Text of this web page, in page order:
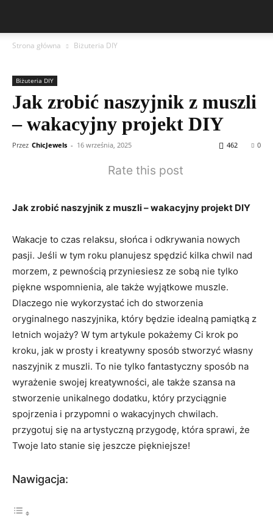
Strona główna Biżuteria DIY
Biżuteria DIY
Jak zrobić naszyjnik z muszli
– wakacyjny projekt DIY
Przez ChicJewels - 16 września, 2025 0
462
Rate this post
Jak zrobić naszyjnik z muszli – wakacyjny projekt DIY
Wakacje to czas relaksu, słońca i odkrywania nowych
pasji. Jeśli w tym roku planujesz spędzić kilka chwil nad
morzem, z pewnością przyniesiesz ze sobą nie tylko
piękne wspomnienia, ale także wyjątkowe muszle.
Dlaczego nie wykorzystać ich do stworzenia
oryginalnego naszyjnika, który będzie idealną pamiątką z
letnich wojaży? W tym artykule pokażemy Ci krok po
kroku, jak w prosty i kreatywny sposób stworzyć własny
naszyjnik z muszli. To nie tylko fantastyczny sposób na
wyrażenie swojej kreatywności, ale także szansa na
stworzenie unikalnego dodatku, który przyciągnie
spojrzenia i przypomni o wakacyjnych chwilach.
przygotuj się na artystyczną przygodę, która sprawi, że
Twoje lato stanie się jeszcze piękniejsze!
Nawigacja: